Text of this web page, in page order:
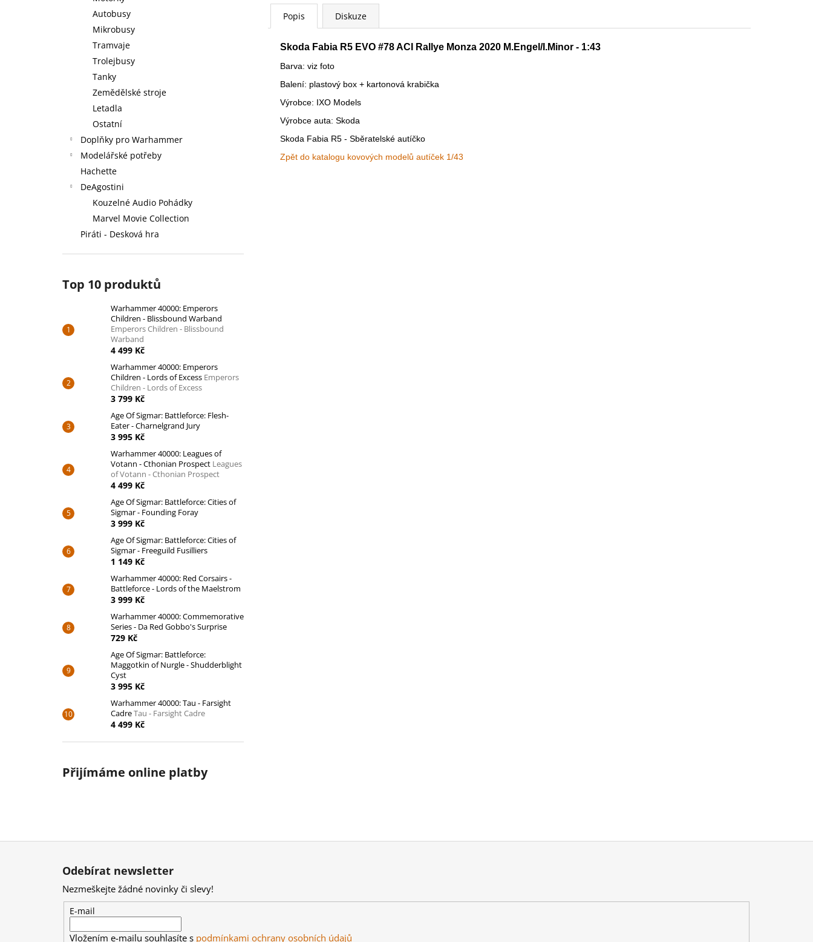
Autobusy
Mikrobusy
Tramvaje
Trolejbusy
Tanky
Zemědělské stroje
Letadla
Ostatní
Doplňky pro Warhammer
Modelářské potřeby
Hachette
DeAgostini
Kouzelné Audio Pohádky
Marvel Movie Collection
Piráti - Desková hra
Top 10 produktů
Warhammer 40000: Emperors
Children - Blissbound Warband
Emperors Children - Blissbound
Warband
4 499 Kč
Warhammer 40000: Emperors
Children - Lords of Excess Emperors
Children - Lords of Excess
3 799 Kč
Age Of Sigmar: Battleforce: Flesh-
Eater - Charnelgrand Jury
3 995 Kč
Warhammer 40000: Leagues of
Votann - Cthonian Prospect Leagues
of Votann - Cthonian Prospect
4 499 Kč
Age Of Sigmar: Battleforce: Cities of
Sigmar - Founding Foray
3 999 Kč
Age Of Sigmar: Battleforce: Cities of
Sigmar - Freeguild Fusilliers
1 149 Kč
Warhammer 40000: Red Corsairs -
Battleforce - Lords of the Maelstrom
3 999 Kč
Warhammer 40000: Commemorative
Series - Da Red Gobbo's Surprise
729 Kč
Age Of Sigmar: Battleforce:
Maggotkin of Nurgle - Shudderblight
Cyst
3 995 Kč
Warhammer 40000: Tau - Farsight
CadreTau - Farsight Cadre
4 499 Kč
Přijímáme online platby
Popis Diskuze
Skoda Fabia R5 EVO #78 ACI Rallye Monza 2020 M.Engel/I.Minor - 1:43
Barva: viz foto
Balení: plastový box + kartonová krabička
Výrobce: IXO Models
Výrobce auta: Skoda
Skoda Fabia R5 - Sběratelské autíčko
Zpět do katalogu kovových modelů autíček 1/43
Z
Odebírat newsletter
Nezmeškejte žádné novinky či slevy!
E-mail
Vložením e-mailu souhlasíte s podmínkami ochrany osobních údajů